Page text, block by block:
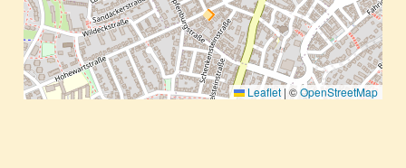
Leaflet | ©OpenStreetMap